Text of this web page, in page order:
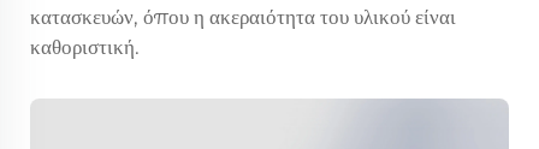
κατασκευών, όπου η ακεραιότητα του υλικού είναι
καθοριστική.